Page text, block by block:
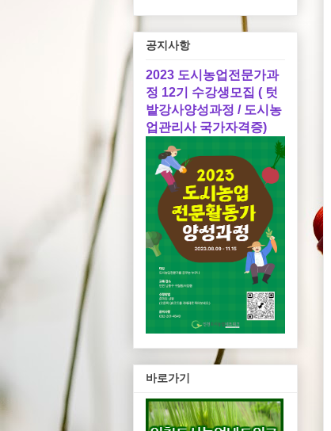
공지사항
2023 도시농업전문가과
정 12기 수강생모집 ( 텃
밭강사양성과정 / 도시농
업관리사 국가자격증)
바로가기